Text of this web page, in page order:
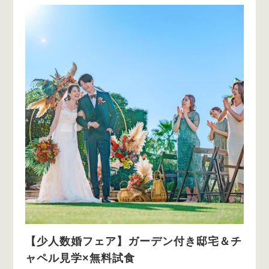
【少人数婚フェア】ガーデン付き邸宅＆チ
ャペル見学×無料試食